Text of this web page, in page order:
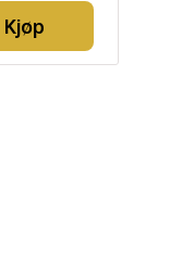
Kjøp